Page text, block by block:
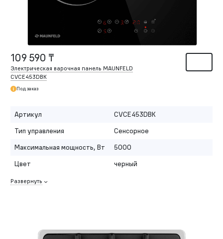
109 590 ₸
Электрическая варочная панель MAUNFELD
CVCE453DBK
Под заказ
Артикул
CVCE453DBK
Тип управления
Сенсорное
Максимальная мощность, Вт
5000
Цвет
черный
Развернуть